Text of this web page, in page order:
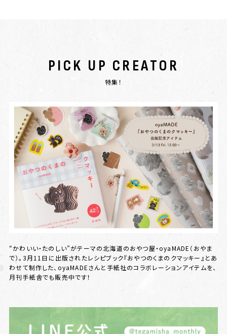
PICK UP CREATOR
特集！
“かわいい・たのしい”がテーマの北海道のおやつ屋・oyaMADE（おやま
で）。3月11日に出版されたレシピブック『おやつのくまのクマッキー』とあ
わせて制作した、oyaMADEさんと手紙社のコラボレーションアイテムを、
月刊手紙舎でも販売中です！